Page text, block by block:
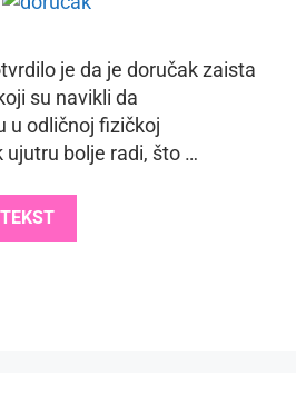
je da je doručak zaista
su navikli da
u odličnoj fizičkoj
bolje radi, što …